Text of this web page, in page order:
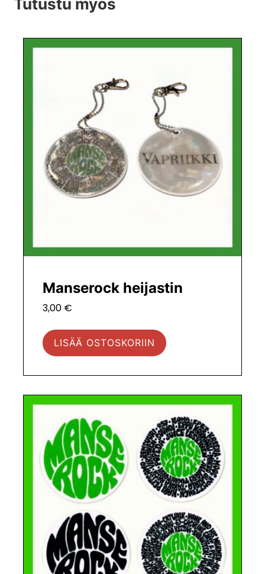
Manserock heijastin
3,00 €
LISÄÄ OSTOSKORIIN
Tällä
useampi
muunnelma.
tehdä
tuotteen
sivulla.